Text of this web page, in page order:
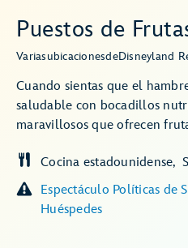
Puestos de
VariasubicacionesdeDisneyland
Cuando sientas que el
saludable con bocadillos
maravillosos que ofrecen
Cocina estadounidense
Espectáculo Políticas de Seguridad, Accesibilidad y
Huéspedes